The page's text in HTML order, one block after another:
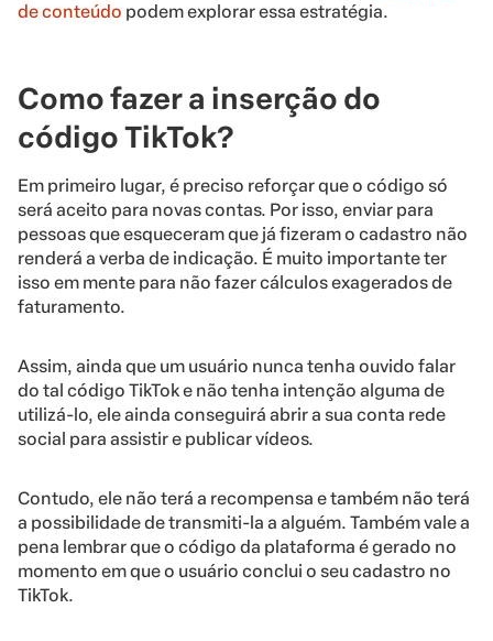
de conteúdo podem explorar essa estratégia.
Como fazer a inserção do
código TikTok?
Em primeiro lugar, é preciso reforçar que o código só
será aceito para novas contas. Por isso, enviar para
pessoas que esqueceram que já fizeram o cadastro não
renderá a verba de indicação. É muito importante ter
isso em mente para não fazer cálculos exagerados de
faturamento.
Assim, ainda que um usuário nunca tenha ouvido falar
do tal código TikTok e não tenha intenção alguma de
utilizá-lo, ele ainda conseguirá abrir a sua conta rede
social para assistir e publicar vídeos.
Contudo, ele não terá a recompensa e também não terá
a possibilidade de transmiti-la a alguém. Também vale a
pena lembrar que o código da plataforma é gerado no
momento em que o usuário conclui o seu cadastro no
TikTok.